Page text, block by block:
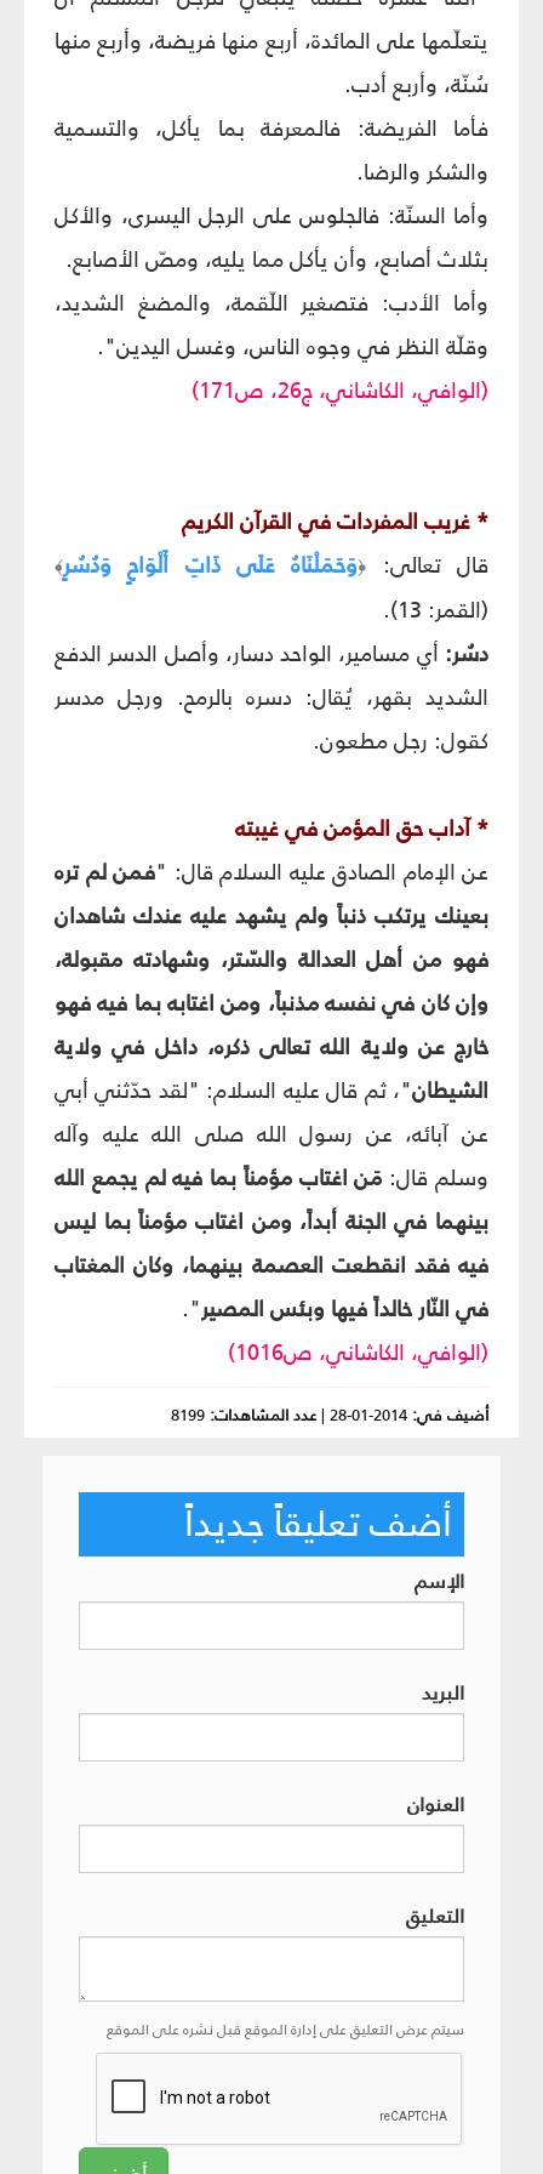
يتعلّمها على المائدة، أربع منها فريضة، وأربع منها
سُنّة، وأربع أدب.
فأما الفريضة: فالمعرفة بما يأكل، والتسمية
والشكر والرضا.
وأما السنّة: فالجلوس على الرجل اليسرى، والأكل
بثلاث أصابع، وأن يأكل مما يليه، ومصّ الأصابع.
وأما الأدب: فتصغير اللّقمة، والمضغ الشديد،
وقلّة النظر في وجوه الناس، وغسل اليدين".
(الوافي، الكاشاني، ج26، ص171)
* غريب المفردات في القرآن‏ الكريم
قال تعالى:
﴿وَحَمَلْنَاهُ عَلَى ذَاتِ أَلْوَاحٍ وَدُسُرٍ﴾
(القمر: 13).
دسُر: أي مسامير، الواحد دسار، وأصل الدسر الدفع
الشديد بقهر، يُقال: دسره بالرمح. ورجل مدسر
كقول: رجل مطعون.
* آداب حق المؤمن في غيبته
عن الإمام الصادق عليه السلام قال: "فمن لم تره
بعينك يرتكب ذنباً ولم يشهد عليه عندك شاهدان
فهو من أهل العدالة والسّتر، وشهادته مقبولة،
وإن كان في نفسه مذنباً، ومن اغتابه بما فيه فهو
خارج عن ولاية الله تعالى ذكره، داخل في ولاية
الشيطان"، ثم قال عليه السلام: "لقد حدّثني أبي
عن آبائه، عن رسول الله صلى الله عليه وآله
وسلم قال: مَن اغتاب مؤمناً بما فيه لم يجمع الله
بينهما في الجنة أبداً، ومن اغتاب مؤمناً بما ليس
فيه فقد انقطعت العصمة بينهما، وكان المغتاب
في النّار خالداً فيها وبئس المصير".
(الوافي، الكاشاني، ص1016)
أضيف في: 2014-01-28
|عدد المشاهدات: 8199
أضف تعليقاً جديداً
الإسم
البريد
العنوان
التعليق
سيتم عرض التعليق على إدارة الموقع قبل نشره على الموقع